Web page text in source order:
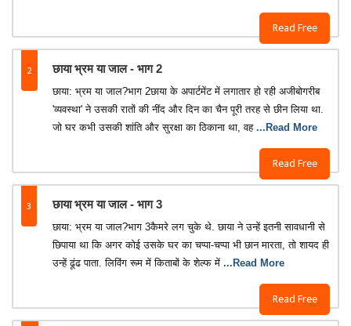
Read Free
2 छाया भ्रम या जाल - भाग 2
Read Free
छाया: भ्रम या जाल?भाग 2छाया के अपार्टमेंट में लगातार हो रही अजीबोगरीब
'व्यवस्था' ने उसकी रातों की नींद और दिन का चैन पूरी तरह से छीन लिया था.
जो घर कभी उसकी शांति और सुरक्षा का ठिकाना था, वह ...Read More
3 छाया भ्रम या जाल - भाग 3
Read Free
छाया: भ्रम या जाल?भाग 3कैमरे लग चुके थे. छाया ने उन्हें इतनी सावधानी से
छिपाया था कि अगर कोई उसके घर का चप्पा-चप्पा भी छान मारता, तो शायद ही
उन्हें ढूंढ पाता. लिविंग रूम में किताबों के शेल्फ में ...Read More